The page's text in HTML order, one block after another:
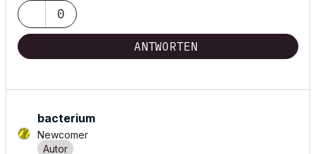
0
ANTWORTEN
bacterium
Newcomer